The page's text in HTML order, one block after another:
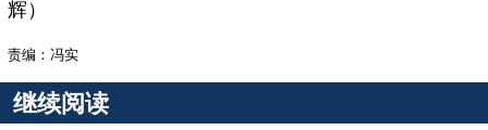
辉）
责编：冯实
继续阅读